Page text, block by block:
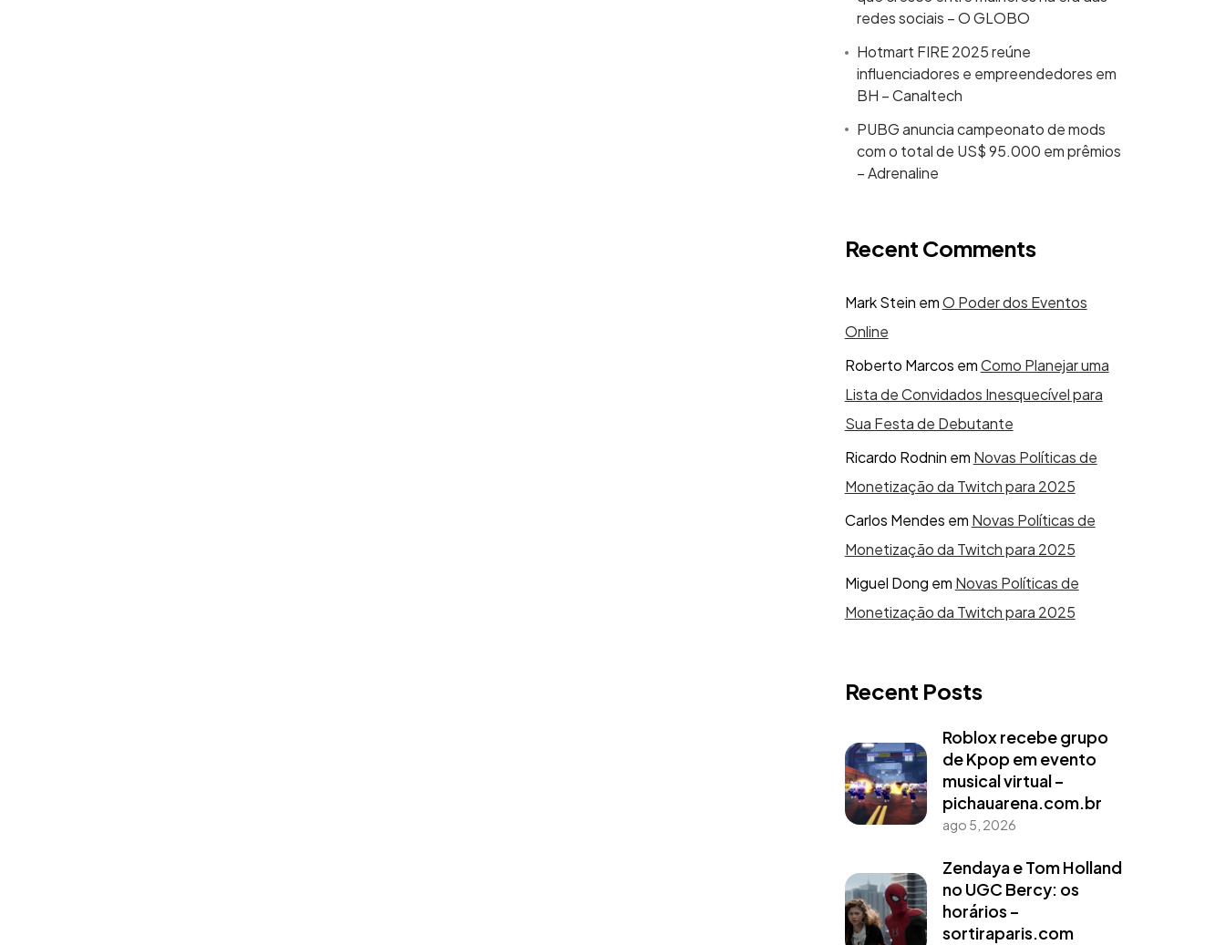
redes sociais – O GLOBO
Hotmart FIRE 2025 reúne
influenciadores e empreendedores em
BH – Canaltech
PUBG anuncia campeonato de mods
com o total de US$ 95.000 em prêmios
– Adrenaline
Recent Comments
Mark Stein emO Poder dos Eventos
Online
Roberto Marcos emComo Planejar uma
Lista de Convidados Inesquecível para
Sua Festa de Debutante
Ricardo Rodnin em Novas Políticas de
Monetização da Twitch para 2025
Carlos Mendes em Novas Políticas de
Monetização da Twitch para 2025
Miguel Dong em Novas Políticas de
Monetização da Twitch para 2025
Recent Posts
Roblox recebe grupo
de Kpop em evento
musical virtual –
pichauarena.com.br
ago 5, 2026
Zendaya e Tom Holland
no UGC Bercy: os
horários –
sortiraparis.com